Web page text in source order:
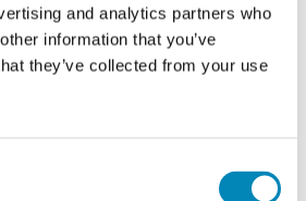
and analytics partners who
information that you’ve
they’ve collected from your use
Leveringstid 2-5 hverdage